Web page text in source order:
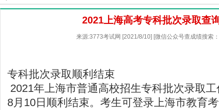
2021上海高考专科批次录取查
来源:3773考试网 [2021/8/10] [微信公众号查成绩搜索
专科批次录取顺利结束
2021年上海市普通高校招生专科批次录取
8月10日顺利结束。考生可登录上海市教育考